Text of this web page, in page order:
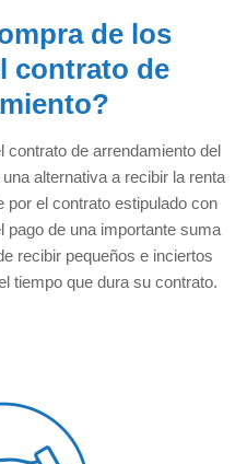
de los
contrato de
de arrendamiento del
alternativa a recibir la renta
por el contrato estipulado con
pago de una importante suma
recibir pequeños e inciertos
tiempo que dura su contrato.